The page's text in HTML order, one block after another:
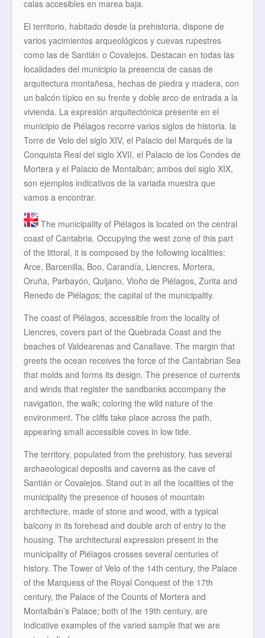
calas accesibles en marea baja.
El territorio, habitado desde la prehistoria, dispone de
varios yacimientos arqueológicos y cuevas rupestres
como las de Santián o Covalejos. Destacan en todas las
localidades del municipio la presencia de casas de
arquitectura montañesa, hechas de piedra y madera, con
un balcón típico en su frente y doble arco de entrada a la
vivienda. La expresión arquitectónica presente en el
municipio de Piélagos recorre varios siglos de historia. la
Torre de Velo del siglo XIV, el Palacio del Marqués de la
Conquista Real del siglo XVII, el Palacio de los Condes de
Mortera y el Palacio de Montalbán; ambos del siglo XIX,
son ejemplos indicativos de la variada muestra que
vamos a encontrar.
The municipality of Piélagos is located on the central
coast of Cantabria. Occupying the west zone of this part
of the littoral, it is composed by the following localities:
Arce, Barcenilla, Boo, Carandía, Liencres, Mortera,
Oruña, Parbayón, Quijano, Vioño de Piélagos, Zurita and
Renedo de Piélagos; the capital of the municipality.
The coast of Piélagos, accessible from the locality of
Liencres, covers part of the Quebrada Coast and the
beaches of Valdearenas and Canallave. The margin that
greets the ocean receives the force of the Cantabrian Sea
that molds and forms its design. The presence of currents
and winds that register the sandbanks accompany the
navigation, the walk; coloring the wild nature of the
environment. The cliffs take place across the path,
appearing small accessible coves in low tide.
The territory, populated from the prehistory, has several
archaeological deposits and caverns as the cave of
Santián or Covalejos. Stand out in all the localities of the
municipality the presence of houses of mountain
architecture, made of stone and wood, with a typical
balcony in its forehead and double arch of entry to the
housing. The architectural expression present in the
municipality of Piélagos crosses several centuries of
history. The Tower of Velo of the 14th century, the Palace
of the Marquess of the Royal Conquest of the 17th
century, the Palace of the Counts of Mortera and
Montalbán’s Palace; both of the 19th century, are
indicative examples of the varied sample that we are